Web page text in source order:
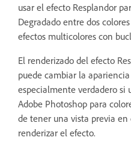
usar el efecto Resplandor
Degradado entre dos
efectos multicolores con
El renderizado del efecto
puede cambiar la
especialmente verdadero si
Adobe Photoshop para
de tener una vista previa
renderizar el efecto.